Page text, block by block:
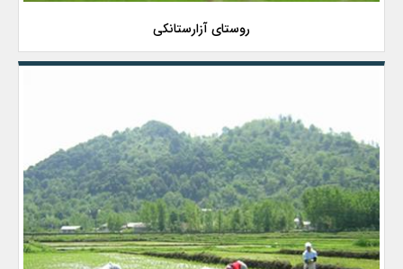
روستای آزارستانكی